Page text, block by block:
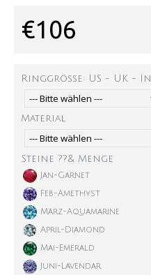
€106
Ringgröße: US - UK -
Material
Steine ??& Menge
Jan-Garnet
Feb-Amethyst
März-Aquamarine
April-Diamond
Mai-Emerald
Juni-Lavendar